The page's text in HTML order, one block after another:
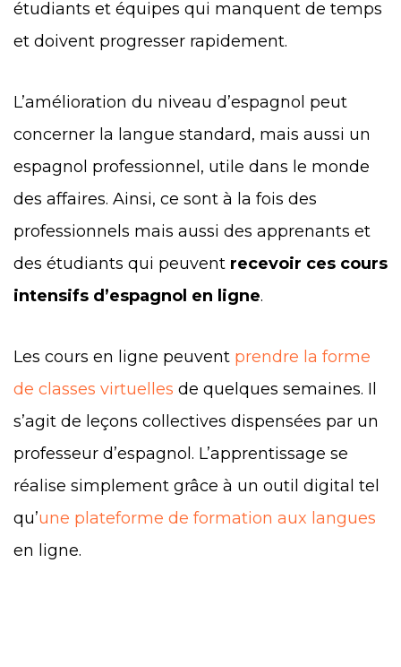
étudiants et équipes qui manquent de temps
et doivent progresser rapidement.
L’amélioration du niveau d’espagnol peut
concerner la langue standard, mais aussi un
espagnol professionnel, utile dans le monde
des affaires. Ainsi, ce sont à la fois des
professionnels mais aussi des apprenants et
des étudiants qui peuvent recevoir ces cours
intensifs d’espagnol en ligne.
Les cours en ligne peuvent prendre la forme
de classes virtuelles de quelques semaines. Il
s’agit de leçons collectives dispensées par un
professeur d’espagnol. L’apprentissage se
réalise simplement grâce à un outil digital tel
qu’une plateforme de formation aux langues
en ligne.